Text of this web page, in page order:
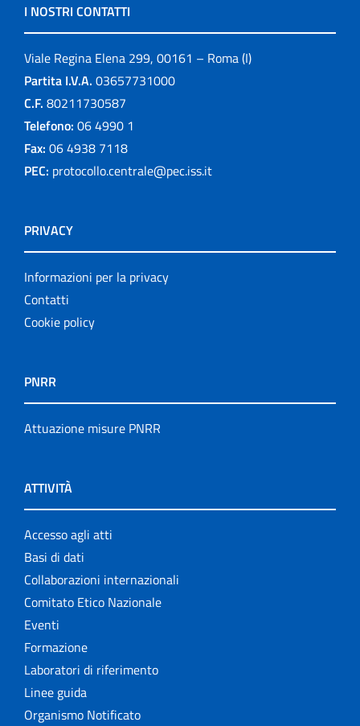
I NOSTRI CONTATTI
Viale Regina Elena 299, 00161 – Roma (I)
Partita I.V.A. 03657731000
C.F. 80211730587
Telefono: 06 4990 1
Fax: 06 4938 7118
PEC: protocollo.centrale@pec.iss.it
PRIVACY
Informazioni per la privacy
Contatti
Cookie policy
PNRR
Attuazione misure PNRR
ATTIVITÀ
Accesso agli atti
Basi di dati
Collaborazioni internazionali
Comitato Etico Nazionale
Eventi
Formazione
Laboratori di riferimento
Linee guida
Organismo Notificato